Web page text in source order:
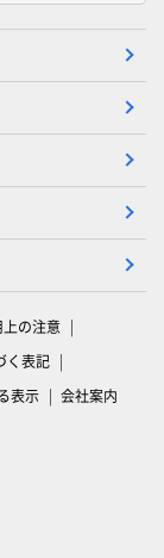
上の注意
く表記
表示 会社案内